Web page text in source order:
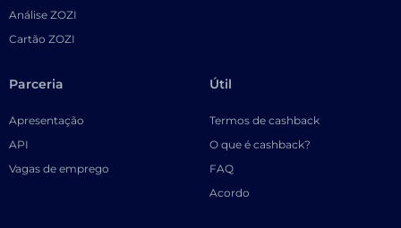
Análise ZOZI
Cartão ZOZI
Parceria
Apresentação
API
Vagas de emprego
Útil
Termos de cashback
O que é cashback?
FAQ
Acordo